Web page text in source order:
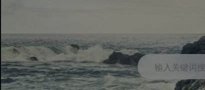
输入关键词